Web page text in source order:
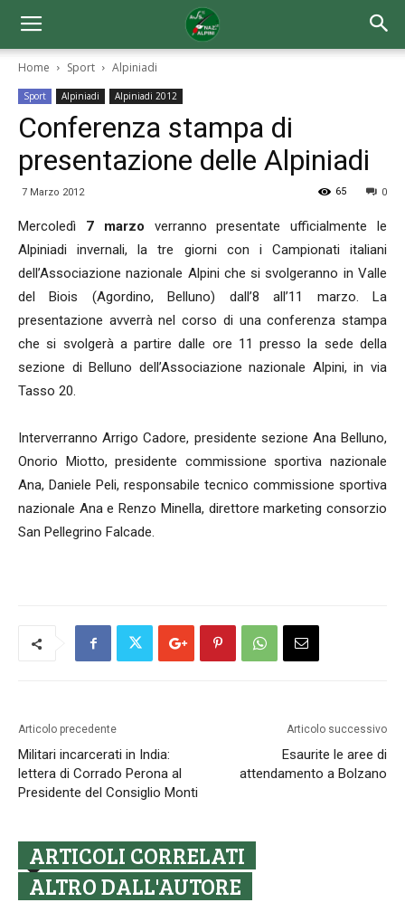
Home Sport Alpiniadi
Sport Alpiniadi Alpiniadi 2012
Conferenza stampa di
presentazione delle Alpiniadi
7 Marzo 2012 0
65
Mercoledì 7 marzo verranno presentate ufficialmente le
Alpiniadi invernali, la tre giorni con i Campionati italiani
dell’Associazione nazionale Alpini che si svolgeranno in Valle
del Biois (Agordino, Belluno) dall’8 all’11 marzo. La
presentazione avverrà nel corso di una conferenza stampa
che si svolgerà a partire dalle ore 11 presso la sede della
sezione di Belluno dell’Associazione nazionale Alpini, in via
Tasso 20.
Interverranno Arrigo Cadore, presidente sezione Ana Belluno,
Onorio Miotto, presidente commissione sportiva nazionale
Ana, Daniele Peli, responsabile tecnico commissione sportiva
nazionale Ana e Renzo Minella, direttore marketing consorzio
San Pellegrino Falcade.
Articolo precedente
Militari incarcerati in India:
lettera di Corrado Perona al
Presidente del Consiglio Monti
Articolo successivo
Esaurite le aree di
attendamento a Bolzano
ARTICOLI CORRELATI
ALTRO DALL'AUTORE